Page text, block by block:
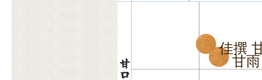
甘
佳撰